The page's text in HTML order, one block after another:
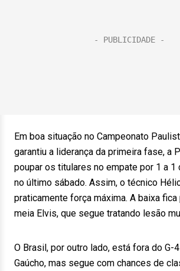
Em boa situação no Campeonato
garantiu a liderança da primeira fase, a
poupar os titulares no empate por 1 a 1
no último sábado. Assim, o técnico
praticamente força máxima. A baixa
meia Elvis, que segue tratando lesão
O Brasil, por outro lado, está fora do G-
Gaúcho, mas segue com chances de